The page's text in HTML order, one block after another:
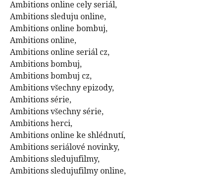
Ambitions online cely seriál,
Ambitions sleduju online,
Ambitions online bombuj,
Ambitions online,
Ambitions online seriál cz,
Ambitions bombuj,
Ambitions bombuj cz,
Ambitions všechny epizody,
Ambitions série,
Ambitions všechny série,
Ambitions herci,
Ambitions online ke shlédnutí,
Ambitions seriálové novinky,
Ambitions sledujufilmy,
Ambitions sledujufilmy online,